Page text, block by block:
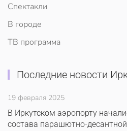
Спектакли
В городе
ТВ программа
Последние новости
19 февраля 2025
В Иркутском аэропорту
состава парашютно-